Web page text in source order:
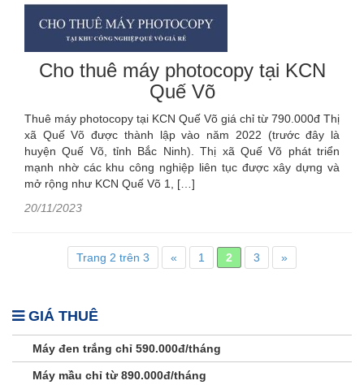
Cho thuê máy photocopy tại KCN
Quế Võ
Thuê máy photocopy tại KCN Quế Võ giá chỉ từ 790.000đ Thị
xã Quế Võ được thành lập vào năm 2022 (trước đây là
huyện Quế Võ, tỉnh Bắc Ninh). Thị xã Quế Võ phát triển
mạnh nhờ các khu công nghiệp liên tục được xây dựng và
mở rộng như KCN Quế Võ 1, […]
20/11/2023
Trang 2 trên 3 « 1 2 3 »
GIÁ THUÊ
Máy đen trắng chỉ 590.000đ/tháng
Máy mầu chỉ từ 890.000đ/tháng